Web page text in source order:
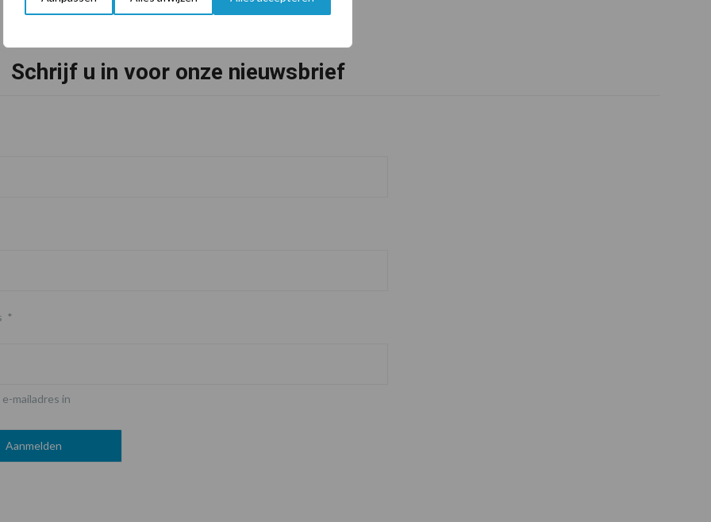
Schrijf u in voor onze nieuwsbrief
*
mailadres in